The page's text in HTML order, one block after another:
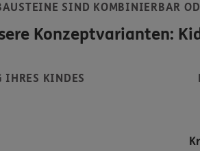
SIND KOMBINIERBAR
Konzeptvarianten:
IHRES KINDES